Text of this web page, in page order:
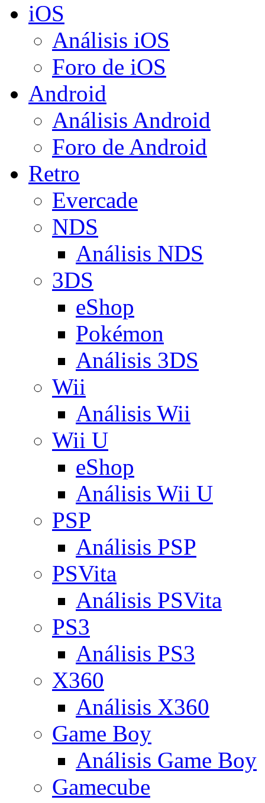
iOS
Análisis iOS
Foro de iOS
Android
Análisis Android
Foro de Android
Retro
Evercade
NDS
Análisis NDS
3DS
eShop
Pokémon
Análisis 3DS
Wii
Análisis Wii
Wii U
eShop
Análisis Wii U
PSP
Análisis PSP
PSVita
Análisis PSVita
PS3
Análisis PS3
X360
Análisis X360
Game Boy
Análisis Game Boy
Gamecube